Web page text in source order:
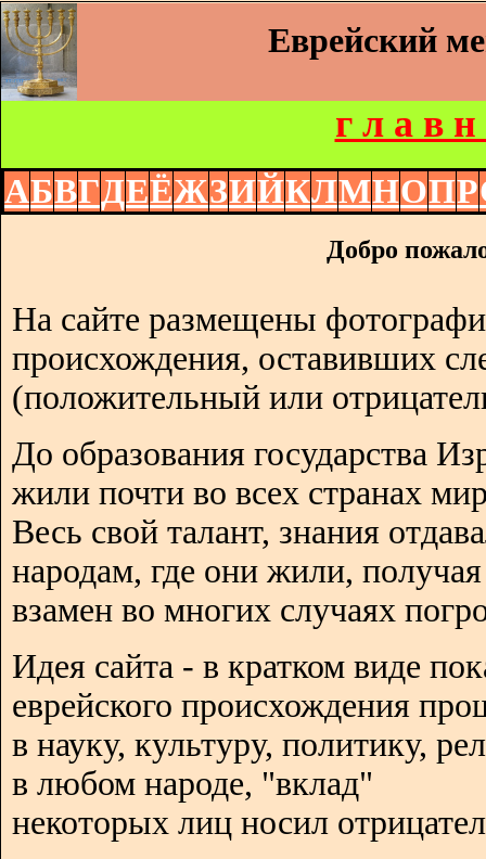
Еврейский
г л а в н
АБВГДЕЁЖЗИЙКЛМНОПР
Добро
На сайте размещены
происхождения, оставивших
(положительный или
До образования государства
жили почти во всех странах
Весь свой талант, знания
народам, где они жили, получая
взамен во многих случаях
Идея сайта - в кратком виде
еврейского происхождения
в науку, культуру, политику,
в любом народе, "вклад"
некоторых лиц носил